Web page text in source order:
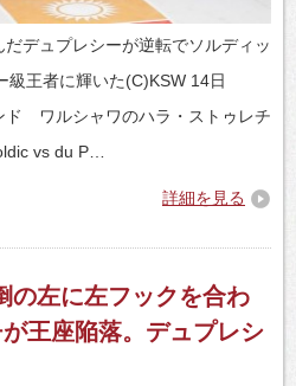
だデュプレシーが逆転でソルディッ
級王者に輝いた(C)KSW 14日
ド ワルシャワのハラ・ストゥレチ
vs du P…
詳細を見る
の左に左フックを合わ
王座陥落。デュプレシ